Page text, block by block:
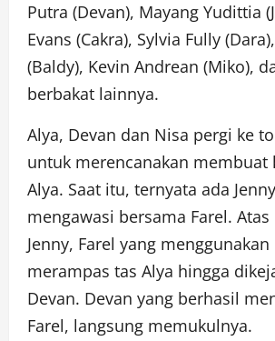
Putra (Devan), Mayang Yudittia
Evans (Cakra), Sylvia Fully
(Baldy), Kevin Andrean (Miko),
berbakat lainnya.
Alya, Devan dan Nisa pergi ke
untuk merencanakan membuat
Alya. Saat itu, ternyata ada
mengawasi bersama Farel.
Jenny, Farel yang
merampas tas Alya hingga
Devan. Devan yang berhasil
Farel, langsung memukulnya.